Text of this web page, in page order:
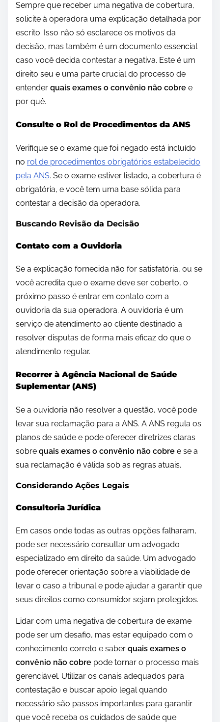
Sempre que receber uma negativa de cobertura,
solicite à operadora uma explicação detalhada por
escrito. Isso não só esclarece os motivos da
decisão, mas também é um documento essencial
caso você decida contestar a negativa. Este é um
direito seu e uma parte crucial do processo de
entender quais exames o convênio não cobre e
por quê.
Consulte o Rol de Procedimentos da ANS
Verifique se o exame que foi negado está incluído
no rol de procedimentos obrigatórios estabelecido
pela ANS. Se o exame estiver listado, a cobertura é
obrigatória, e você tem uma base sólida para
contestar a decisão da operadora.
Buscando Revisão da Decisão
Contato com a Ouvidoria
Se a explicação fornecida não for satisfatória, ou se
você acredita que o exame deve ser coberto, o
próximo passo é entrar em contato com a
ouvidoria da sua operadora. A ouvidoria é um
serviço de atendimento ao cliente destinado a
resolver disputas de forma mais eficaz do que o
atendimento regular.
Recorrer à Agência Nacional de Saúde
Suplementar (ANS)
Se a ouvidoria não resolver a questão, você pode
levar sua reclamação para a ANS. A ANS regula os
planos de saúde e pode oferecer diretrizes claras
sobre quais exames o convênio não cobre e se a
sua reclamação é válida sob as regras atuais.
Considerando Ações Legais
Consultoria Jurídica
Em casos onde todas as outras opções falharam,
pode ser necessário consultar um advogado
especializado em direito da saúde. Um advogado
pode oferecer orientação sobre a viabilidade de
levar o caso a tribunal e pode ajudar a garantir que
seus direitos como consumidor sejam protegidos.
Lidar com uma negativa de cobertura de exame
pode ser um desafio, mas estar equipado com o
conhecimento correto e saber quais exames o
convênio não cobre pode tornar o processo mais
gerenciável. Utilizar os canais adequados para
contestação e buscar apoio legal quando
necessário são passos importantes para garantir
que você receba os cuidados de saúde que